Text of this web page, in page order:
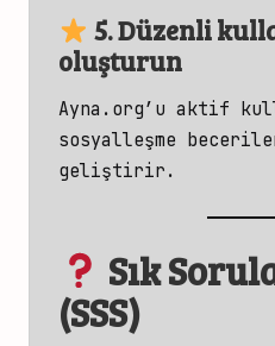
5. Düzenli
oluşturun
Ayna.org’u aktif
sosyalleşme
geliştirir.
Sık
(SSS)